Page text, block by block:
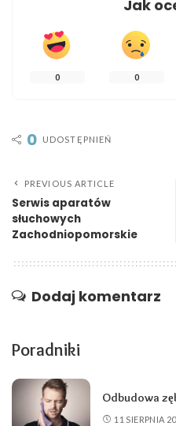
Jak
0 0
0 UDOSTĘPNIEŃ
PREVIOUS ARTICLE
Serwis aparatów
słuchowych
Zachodniopomorskie
Dodaj komentarz
Poradniki
Odbudowa
11 SIERPNIA